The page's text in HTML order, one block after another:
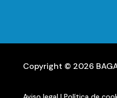
Copyright © 2026